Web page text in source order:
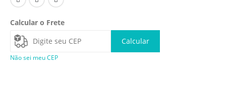
Calcular o Frete
Calcular
Não sei meu CEP